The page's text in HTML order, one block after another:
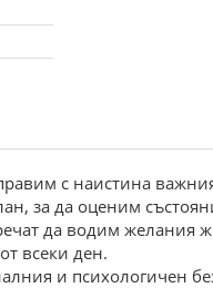
с наистина
за да оценим
да водим желания
всеки ден.
и психологичен